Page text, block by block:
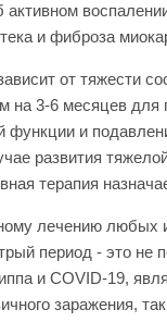
и фиброза
от тяжести
на 3-6 месяцев
и
развития
терапия
лечению
период - это не
и COVID-19,
заражения,